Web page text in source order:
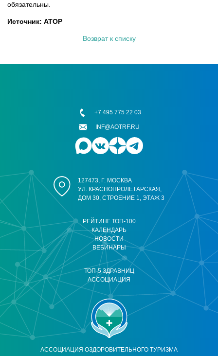
обязательны.
Источник: АТОР
Возврат к списку
АССОЦИАЦИЯ ОЗДОРОВИТЕЛЬНОГО ТУРИЗМА
РЕЙТИНГ ТОП-100
КАЛЕНДАРЬ
НОВОСТИ
ВЕБИНАРЫ
ТОП-5 ЗДРАВНИЦ
АССОЦИАЦИЯ
127473, Г. МОСКВА
УЛ. КРАСНОПРОЛЕТАРСКАЯ,
ДОМ 30, СТРОЕНИЕ 1, ЭТАЖ 3
+7 495 775 22 03
INF@AOTRF.RU